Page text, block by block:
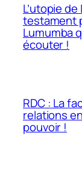
L’utopie
testament
Lumumba
écouter !
RDC : La
relations
pouvoir !